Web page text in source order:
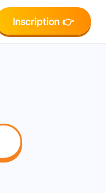
Inscription 👉